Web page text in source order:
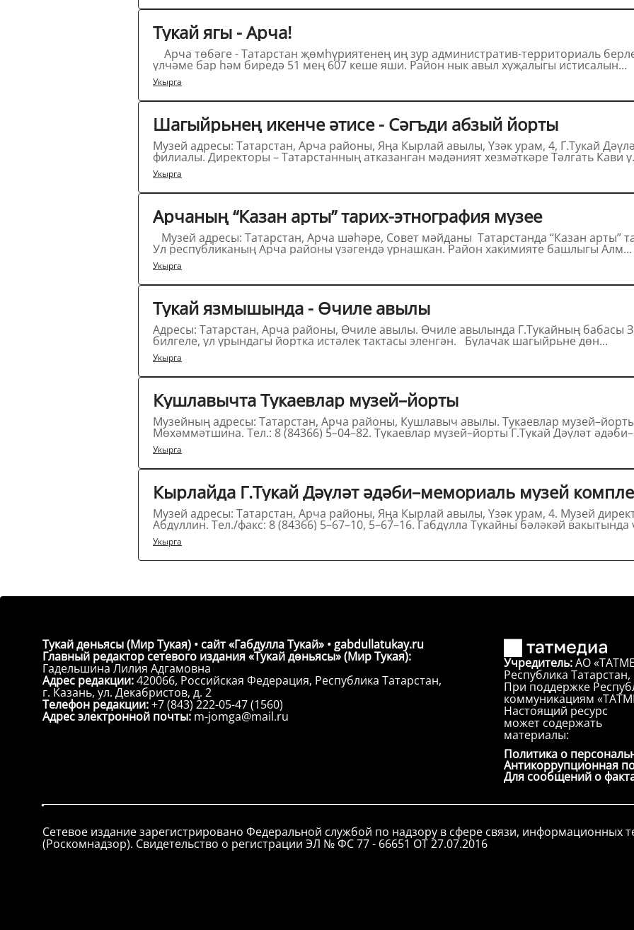
Тукай ягы - Арча!
үлчәме бар һәм биредә 51 мең 607 кеше яши. Район нык авыл хуҗалыгы истисалын...
Укырга
Шагыйрьнең икенче әтисе - Сәгъди абзый йорты
Музей адресы: Татарстан, Арча районы, Яңа Кырлай авылы, Үзәк урам, 4, Г.Тукай Дәүләт әдәби–мемориаль музей комплексы
филиалы. Директоры – Татарстанның атказанган мәдәният хезмәткәре Тәлгать Кави
Укырга
Арчаның “Казан арты” тарих-этнография музее
Ул республиканың Арча районы үзәгендә урнашкан. Район хакимияте башлыгы Алм...
Укырга
Тукай язмышында - Өчиле авылы
Адресы: Татарстан, Арча районы, Өчиле авылы. Өчиле авылында Г.Тукайның бабасы
билгеле, ул урындагы йортка истәлек тактасы эленгән. Булачак шагыйрьне дөн...
Укырга
Кушлавычта Тукаевлар музей–йорты
Музейның адресы: Татарстан, Арча районы, Кушлавыч авылы. Тукаевлар музей–йортының мөдире – Ләйлә Мөнир кызы
Мөхәммәтшина. Тел.: 8 (84366) 5–04–82. Тукаевлар музей–йорты Г.Тукай Дәүләт
Укырга
Кырлайда Г.Тукай Дәүләт әдәби–мемориаль музей
Музей адресы: Татарстан, Арча районы, Яңа Кырлай авылы, Үзәк урам, 4. Музей
Абдуллин. Тел./факс: 8 (84366) 5–67–10, 5–67–16. Габдулла Тукайны бәләкәй
Укырга
Тукай дөньясы (Мир Тукая) • сайт «Габдулла Тукай» • gabdullatukay.ru
Главный редактор сетевого издания «Тукай дөньясы» (Мир Тукая):
Гадельшина Лилия Адгамовна
Адрес редакции:420066, Российская Федерация, Республика Татарстан,
г. Казань, ул. Декабристов, д. 2
Телефон редакции:+7 (843) 222-05-47 (1560)
Адрес электронной почты: m-jomga@mail.ru
Политика о
Антикоррупционная
Для сообщений о
Учредитель:АО
Республика
При поддержке
коммуникациям
Настоящий ресурс
может содержать
материалы:
Сетевое издание зарегистрировано Федеральной службой по надзору в сфере связи, информационных
(Роскомнадзор). Свидетельство о регистрации ЭЛ № ФС 77 - 66651 ОТ 27.07.2016